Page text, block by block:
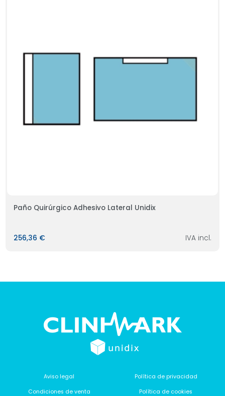
Paño Quirúrgico Adhesivo Lateral Unidix
256,36 € IVA incl.
Aviso legal
Política de privacidad
Condiciones de venta
Política de cookies